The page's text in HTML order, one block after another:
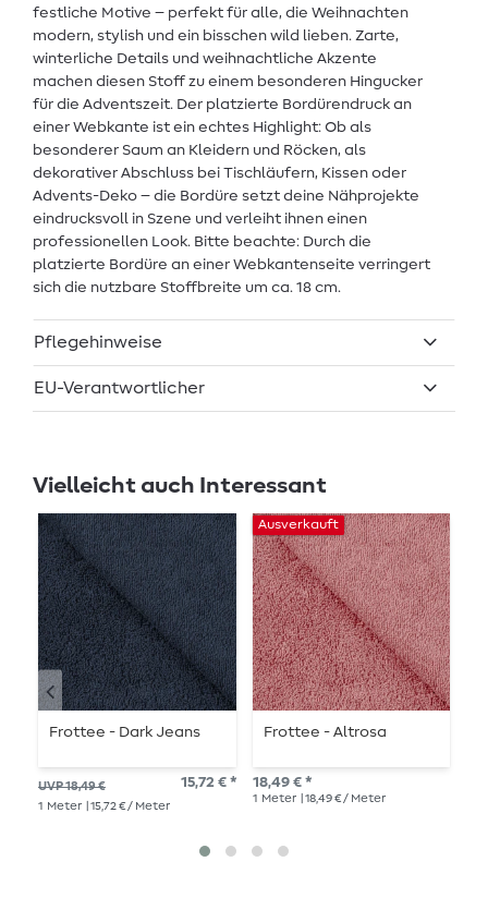
festliche Motive – perfekt für alle, die Weihnachten
modern, stylish und ein bisschen wild lieben. Zarte,
winterliche Details und weihnachtliche Akzente
machen diesen Stoff zu einem besonderen Hingucker
für die Adventszeit. Der platzierte Bordürendruck an
einer Webkante ist ein echtes Highlight: Ob als
besonderer Saum an Kleidern und Röcken, als
dekorativer Abschluss bei Tischläufern, Kissen oder
Advents-Deko – die Bordüre setzt deine Nähprojekte
eindrucksvoll in Szene und verleiht ihnen einen
professionellen Look. Bitte beachte: Durch die
platzierte Bordüre an einer Webkantenseite verringert
sich die nutzbare Stoffbreite um ca. 18 cm.
Pflegehinweise
EU-Verantwortlicher
Vielleicht auch Interessant
Frottee - Dark Jeans
UVP 18,49 € 15,72 € *
1 Meter | 15,72 € / Meter
Ausverkauft
Frottee - Altrosa
18,49 € *
1 Meter | 18,49 € / Meter